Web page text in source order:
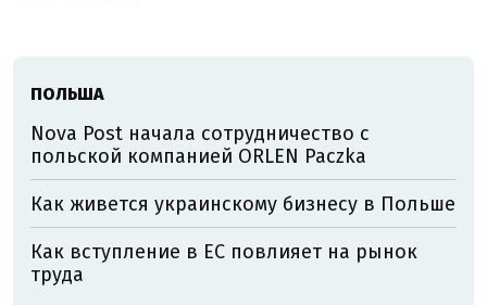
ПОЛЬША
Nova Post начала сотрудничество с
польской компанией ORLEN Paczka
Как живется украинскому бизнесу в Польше
Как вступление в ЕС повлияет на рынок
труда